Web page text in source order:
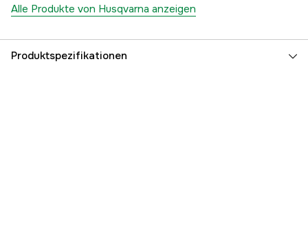
Alle Produkte von Husqvarna anzeigen
Produktspezifikationen